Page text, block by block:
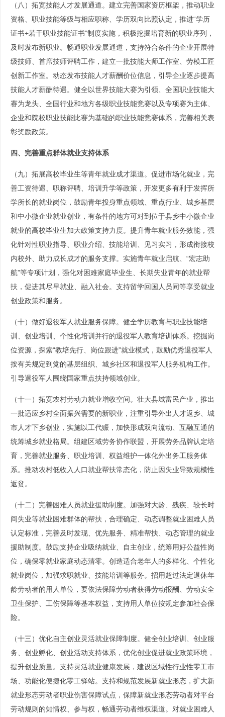
（八）拓宽技能人才发展通道。建立完善国家资历框架，推动职业
资格、职业技能等级与相应职称、学历双向比照认定，推进“学历
证书+若干职业技能证书”制度实施，积极挖掘培育新的职业序列，
及时发布新职业。畅通职业发展通道，支持符合条件的企业开展特
级技师、首席技师评聘工作，建立一批技能大师工作室、劳模工匠
创新工作室。动态发布技能人才薪酬价位信息，引导企业逐步提高
技能人才薪酬待遇。健全以世界技能大赛为引领、全国职业技能大
赛为龙头、全国行业和地方各级职业技能竞赛以及专项赛为主体、
企业和院校职业技能比赛为基础的职业技能竞赛体系，完善相关表
彰奖励政策。
四、完善重点群体就业支持体系
（九）拓展高校毕业生等青年就业成才渠道。促进市场化就业，完
善工资待遇、职称评聘、培训升学等政策，开发更多有利于发挥所
学所长的就业岗位，鼓励青年投身重点领域、重点行业、城乡基层
和中小微企业就业创业，有条件的地方可对到位于县乡中小微企业
就业的高校毕业生加大政策支持力度。提升青年就业服务效能，强
化针对性职业指导、职业介绍、技能培训、见习实习，形成衔接校
内校外、助力成长成才的服务支撑。实施青年就业启航、“宏志助
航”等专项计划，强化对困难家庭毕业生、长期失业青年的就业帮
扶，促进其尽早就业、融入社会。支持留学回国人员同等享受就业
创业政策和服务。
（十）做好退役军人就业服务保障。健全学历教育与职业技能培
训、创业培训、个性化培训并行的退役军人教育培训体系。挖掘岗
位资源，探索“教培先行、岗位跟进”就业模式，鼓励优秀退役军人
按有关规定到党的基层组织、城乡社区和退役军人服务机构工作。
引导退役军人围绕国家重点扶持领域创业。
（十一）拓宽农村劳动力就业增收空间。壮大县域富民产业，推出
一批适应乡村全面振兴需要的新职业，注重引导外出人才返乡、城
市人才下乡创业，实施以工代赈，加快形成双向流动、互融互通的
统筹城乡就业格局。组建区域劳务协作联盟，开展劳务品牌认定培
育，完善就业服务、职业培训、权益维护一体化外出务工服务体
系。推动农村低收入人口就业帮扶常态化，防止因失业导致规模性
返贫。
（十二）完善困难人员就业援助制度。加强对大龄、残疾、较长时
间失业等就业困难群体的帮扶，合理确定、动态调整就业困难人员
认定标准，完善及时发现、优先服务、精准帮扶、动态管理的就业
援助制度。鼓励支持企业吸纳就业、自主创业，统筹用好公益性岗
位，确保零就业家庭动态清零。创造适合老年人的多样化、个性化
就业岗位，加强求职就业、技能培训等服务。招用超过法定退休年
龄劳动者的用人单位，要依法保障劳动者获得劳动报酬、劳动安全
卫生保护、工伤保障等基本权益，支持用人单位按规定参加社会保
险。
（十三）优化自主创业灵活就业保障制度。健全创业培训、创业服
务、创业孵化、创业活动支持体系，优化创业促进就业政策环境，
提升创业质量。支持灵活就业健康发展，建设区域性行业性零工市
场、功能化便捷化零工驿站。支持和规范发展新就业形态，扩大新
就业形态劳动者职业伤害保障试点，保障新就业形态劳动者对平台
劳动规则的知情权、参与权，畅通劳动者维权渠道。对就业困难人